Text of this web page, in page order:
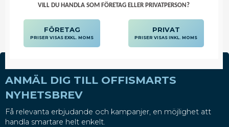
ANMÄL DIG TILL OFFISMARTS
NYHETSBREV
Få relevanta erbjudande och kampanjer, en möjlighet att
handla smartare helt enkelt.
VILL DU HANDLA SOM FÖRETAG ELLER PRIVATPERSON?
FÖRETAG
PRISER VISAS EXKL. MOMS
PRIVAT
PRISER VISAS INKL. MOMS